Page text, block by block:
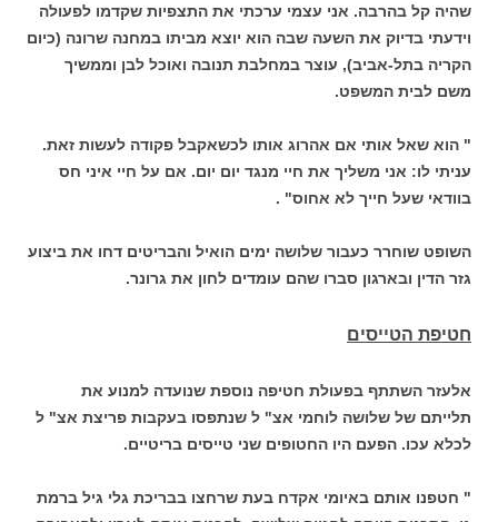
שהיה קל בהרבה. אני עצמי ערכתי את התצפיות שקדמו לפעולה
וידעתי בדיוק את השעה שבה הוא יוצא מביתו במחנה שרונה (כיום
הקריה בתל-אביב), עוצר במחלבת תנובה ואוכל לבן וממשיך
משם לבית המשפט.
" הוא שאל אותי אם אהרוג אותו לכשאקבל פקודה לעשות זאת.
עניתי לו: אני משליך את חיי מנגד יום יום. אם על חיי איני חס
בוודאי שעל חייך לא אחוס" .
השופט שוחרר כעבור שלושה ימים הואיל והבריטים דחו את ביצוע
גזר הדין ובארגון סברו שהם עומדים לחון את גרונר.
חטיפת הטייסים
אלעזר השתתף בפעולת חטיפה נוספת שנועדה למנוע את
תלייתם של שלושה לוחמי אצ" ל שנתפסו בעקבות פריצת אצ" ל
לכלא עכו. הפעם היו החטופים שני טייסים בריטיים.
" חטפנו אותם באיומי אקדח בעת שרחצו בבריכת גלי גיל ברמת